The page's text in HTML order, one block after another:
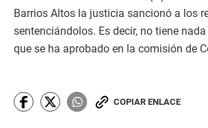
Barrios Altos la justicia sancionó a los
sentenciándolos. Es decir, no tiene
que se ha aprobado en la comisión de
COPIAR ENLACE